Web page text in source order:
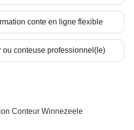
conte en ligne flexible
ou conteuse professionnel(le)